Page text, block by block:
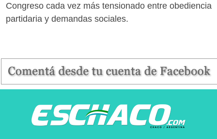
Congreso cada vez más tensionado entre obediencia
partidaria y demandas sociales.